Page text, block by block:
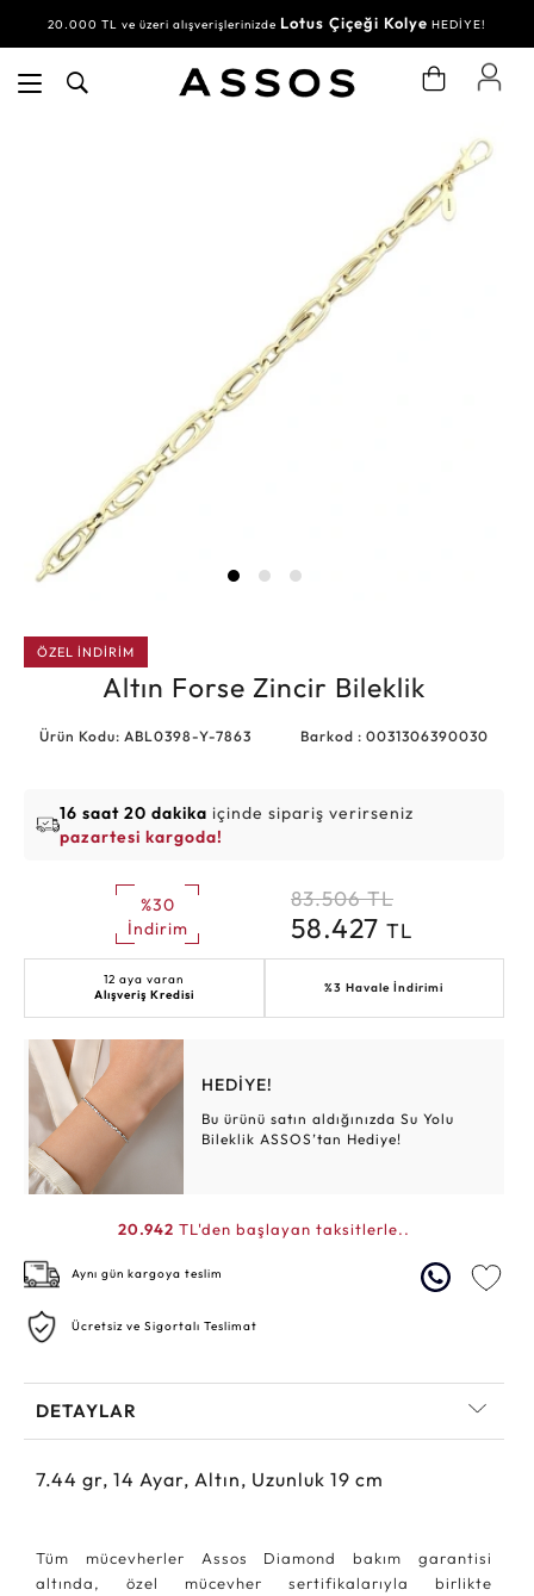
20.000 TL ve üzeri alışverişlerinizde Lotus Çiçeği Kolye HEDİYE!
ÖZEL İNDİRİM
Altın Forse Zincir Bileklik
Ürün Kodu: ABL0398-Y-7863 Barkod : 0031306390030
16 saat 20 dakika içinde sipariş verirseniz
pazartesi kargoda!
%30
İndirim
83.506 TL
58.427 TL
12 aya varan
Alışveriş Kredisi
%3 Havale İndirimi
HEDİYE!
Bu ürünü satın aldığınızda Su Yolu
Bileklik ASSOS’tan Hediye!
20.942 TL'den başlayan taksitlerle..
Aynı gün kargoya teslim
Ücretsiz ve Sigortalı Teslimat
DETAYLAR
7.44 gr, 14 Ayar, Altın, Uzunluk 19 cm
Tüm mücevherler Assos Diamond bakım garantisi
altında, özel mücevher sertifikalarıyla birlikte